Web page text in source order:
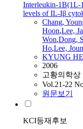
Interleukin-1B(1L-
levels of IL-Iβ
Chang,
Hoon,Lee,
Won,Dong,
Ho,Lee,
KYUNG
2006
고황의학상
Vol.21-22
원문보기
KCI등재후보